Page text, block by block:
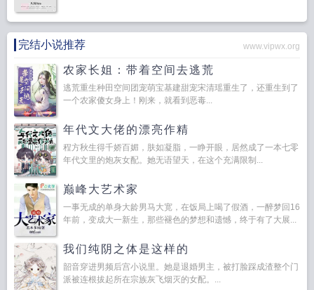
完结小说推荐 www.vipwx.org
农家长姐：带着空间去逃荒
逃荒重生种田空间团宠萌宝基建甜宠宋清瑶重生了，还重生到了
一个农家傻女身上！刚来，就看到恶毒...
年代文大佬的漂亮作精
程方秋生得千娇百媚，肤如凝脂，一睁开眼，居然成了一本七零
年代文里的炮灰女配。她无语望天，在这个充满限制...
巅峰大艺术家
一事无成的单身大龄男马大宽，在饭局上喝了假酒，一醉梦回16
年前，变成大一新生，那些褪色的梦想和遗憾，终于有了大展...
我们纯阴之体是这样的
韶音穿进男频后宫小说里。她是退婚男主，被打脸踩成渣整个门
派被连根拔起所在宗族灰飞烟灭的女配。...